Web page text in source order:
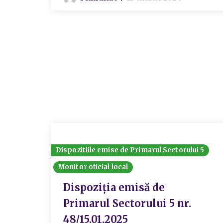
Dispozitiile emise de Primarul Sectorului 5
Monitor oficial local
Dispoziția emisă de
Primarul Sectorului 5 nr.
48/15.01.2025